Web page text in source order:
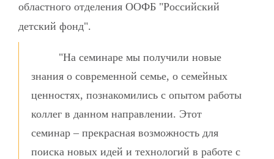
областного отделения ООФБ "Российский
детский фонд".
"На семинаре мы получили новые
знания о современной семье, о семейных
ценностях, познакомились с опытом работы
коллег в данном направлении. Этот
семинар – прекрасная возможность для
поиска новых идей и технологий в работе с